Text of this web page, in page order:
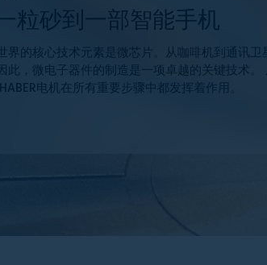
粒砂到一部智能手机
界的核心技术元素是微芯片。从咖啡机到通讯
此，微电子器件的制造是一项卓越的关键技术。
电机在所有重要步骤中都发挥着作用。